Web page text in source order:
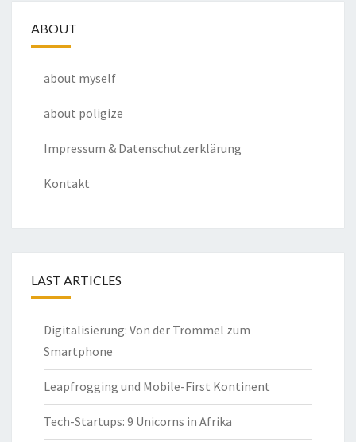
ABOUT
about myself
about poligize
Impressum & Datenschutzerklärung
Kontakt
LAST ARTICLES
Digitalisierung: Von der Trommel zum
Smartphone
Leapfrogging und Mobile-First Kontinent
Tech-Startups: 9 Unicorns in Afrika